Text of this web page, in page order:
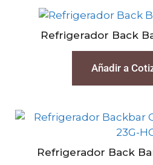
Refrigerador Back
Añadir a
Refrigerador Back